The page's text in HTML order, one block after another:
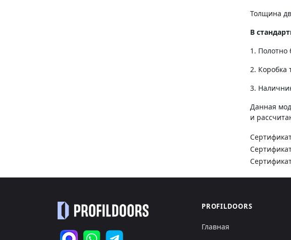
Толщина
В
1. Полотно
2. Коробка
3.
Данная
и
PROFILDOORS
Главная